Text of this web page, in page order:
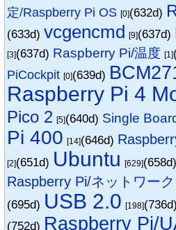
定/Raspberry Pi OS [0](632d)
(633d)vcgencmd [9](637d)
[3](637d) Raspberry Pi/温度 [1]
PiCockpit [0](639d)
Raspberry Pi 4
Pico 2 [5](640d) Single
Pi 400 [14](646d)
[2](651d) Ubuntu [629]
Raspberry Pi/ネットワーク
(695d) USB 2.0 [198]
(752d) Raspberry Pi/